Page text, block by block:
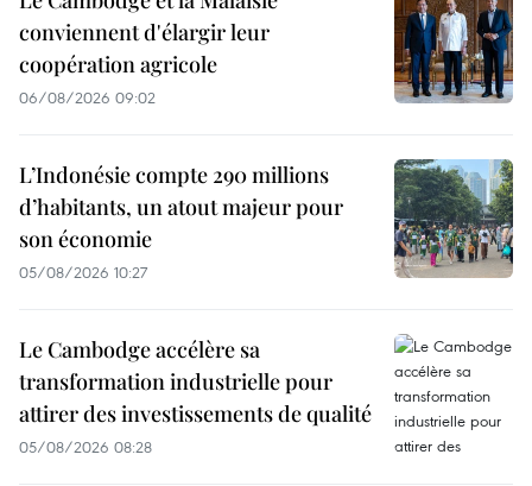
conviennent d'élargir leur
coopération agricole
06/08/2026 09:02
L’Indonésie compte 290 millions
d’habitants, un atout majeur pour
son économie
05/08/2026 10:27
Le Cambodge accélère sa
transformation industrielle pour
attirer des investissements de qualité
05/08/2026 08:28